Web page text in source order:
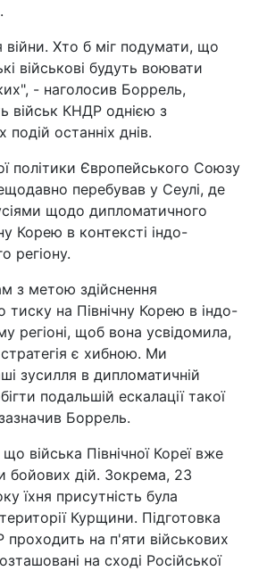
війни. Хто б міг подумати, що
військові будуть воювати
- наголосив Боррель,
військ КНДР однією з
останніх днів.
політики Європейського Союзу
перебував у Сеулі, де
щодо дипломатичного
Корею в контексті індо-
регіону.
з метою здійснення
тиску на Північну Корею в індо-
регіоні, щоб вона усвідомила,
є хибною. Ми
зусилля в дипломатичній
подальшій ескалації такої
Боррель.
війська Північної Кореї вже
бойових дій. Зокрема, 23
їхня присутність була
Курщини. Підготовка
проходить на п'яти військових
на сході Російської